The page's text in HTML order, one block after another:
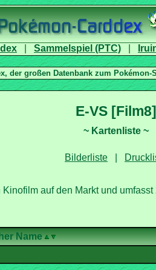
auf den Markt und
Name